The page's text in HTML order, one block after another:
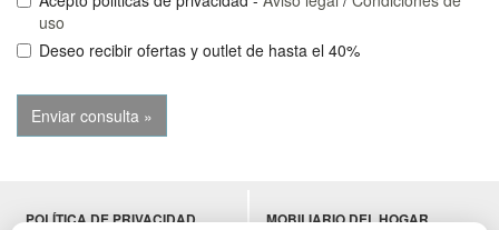
uso
Deseo recibir ofertas y outlet de hasta el 40%
POLÍTICA DE PRIVACIDAD
MOBILIARIO DEL HOGAR